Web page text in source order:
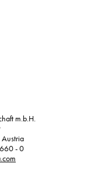
m.b.H.
- 0